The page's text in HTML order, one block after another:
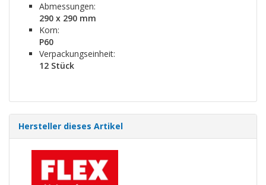
Abmessungen:
290 x 290 mm
Korn:
P60
Verpackungseinheit:
12 Stück
Hersteller dieses Artikel